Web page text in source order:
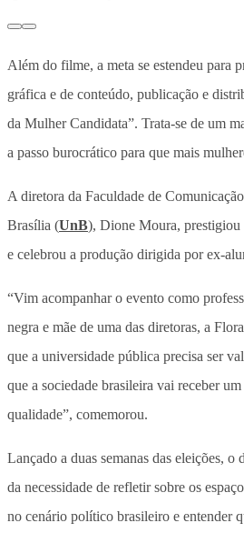
Além do filme, a meta se estendeu para
gráfica e de conteúdo, publicação e
da Mulher Candidata”. Trata-se de um
a passo burocrático para que mais
A diretora da Faculdade de
Brasília (UnB), Dione Moura, prestigiou
e celebrou a produção dirigida por ex-
“Vim acompanhar o evento como
negra e mãe de uma das diretoras, a
que a universidade pública precisa ser
que a sociedade brasileira vai receber
qualidade”, comemorou.
Lançado a duas semanas das eleições,
da necessidade de refletir sobre os
no cenário político brasileiro e entender